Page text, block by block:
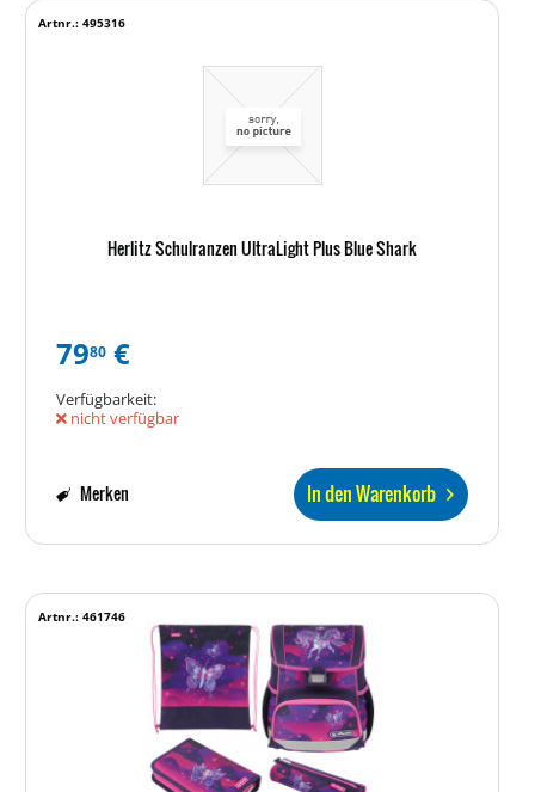
Herlitz Schulranzen UltraLight Plus Blue Shark
Artnr.: 495316
7980 €
Verfügbarkeit:
nicht verfügbar
In den Warenkorb
Merken
Artnr.: 461746